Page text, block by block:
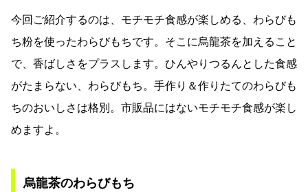
今回ご紹介するのは、モチモチ食感が楽しめる、わらびも
ち粉を使ったわらびもちです。そこに烏龍茶を加えること
で、香ばしさをプラスします。ひんやりつるんとした食感
がたまらない、わらびもち。手作り＆作りたてのわらびも
ちのおいしさは格別。市販品にはないモチモチ食感が楽し
めますよ。
烏龍茶のわらびもち